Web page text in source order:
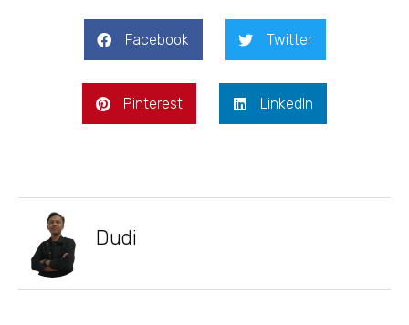
Facebook Twitter
Pinterest LinkedIn
Dudi